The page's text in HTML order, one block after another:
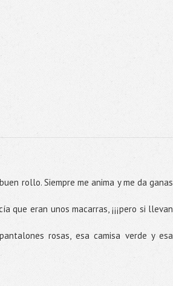
rollo. Siempre me anima y me da ganas
que eran unos macarras, ¡¡¡pero si llevan
rosas, esa camisa verde y esa